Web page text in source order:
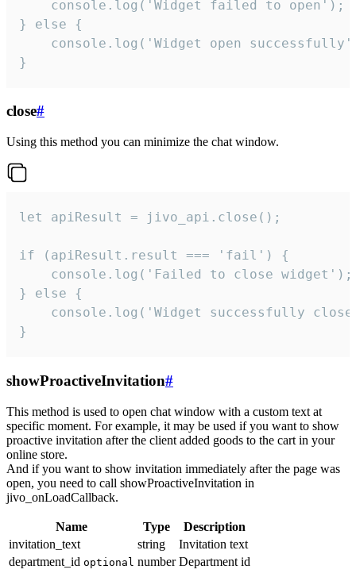
    console.log('Widget failed to open');
} else {
console.log('Widget open
}
close#
Using this method you can minimize the chat window.
let apiResult = jivo_api.close();
if (apiResult.result === 'fail') {
    console.log('Failed to close widget');
} else {
console.log('Widget successfully
}
showProactiveInvitation#
This method is used to open chat window with a custom text at
specific moment. For example, it may be used if you want to show
proactive invitation after the client added goods to the cart in your
online store.
And if you want to show invitation immediately after the page was
open, you need to call showProactiveInvitation in
jivo_onLoadCallback.
Name Type
Description
invitation_text
string
Invitation text
department_id optional number Department id